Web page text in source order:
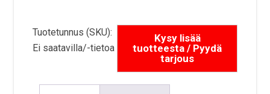
Tuotetunnus (SKU):
Ei saatavilla/-tietoa